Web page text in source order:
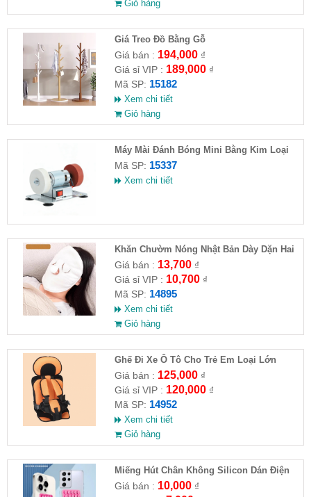
Giỏ hàng
Giá Treo Đồ Bằng Gỗ
Giá bán : 194,000₫
Giá sỉ VIP : 189,000₫
Mã SP: 15182
Xem chi tiết
Giỏ hàng
Máy Mài Đánh Bóng Mini Bằng Kim Loại
Mã SP: 15337
Xem chi tiết
Khăn Chườm Nóng Nhật Bản Dày Dặn Hai
Lớp
Giá bán : 13,700₫
Giá sỉ VIP : 10,700₫
Mã SP: 14895
Xem chi tiết
Giỏ hàng
Ghế Đi Xe Ô Tô Cho Trẻ Em Loại Lớn
56x24x36
Giá bán : 125,000₫
Giá sỉ VIP : 120,000₫
Mã SP: 14952
Xem chi tiết
Giỏ hàng
Miếng Hút Chân Không Silicon Dán Điện
Thoại
Giá bán : 10,000₫